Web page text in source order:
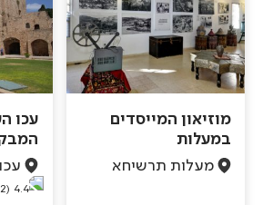
מוזיאון המייסדים
במעלות
מעלות תרשיחא
עכו
4.4
(1382)